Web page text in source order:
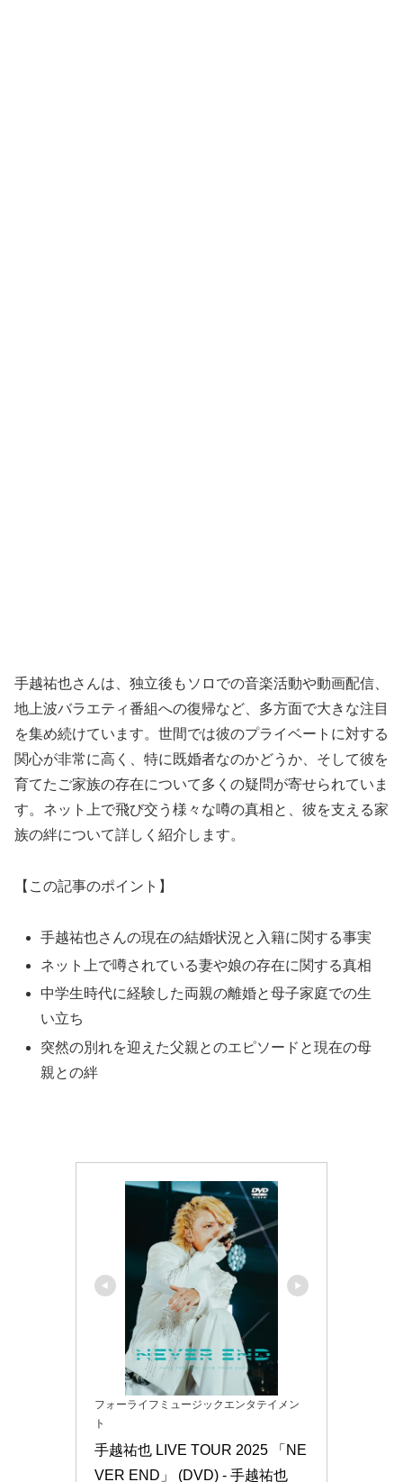
手越祐也さんは、独立後もソロでの音楽活動や動画配信、
地上波バラエティ番組への復帰など、多方面で大きな注目
を集め続けています。世間では彼のプライベートに対する
関心が非常に高く、特に既婚者なのかどうか、そして彼を
育てたご家族の存在について多くの疑問が寄せられていま
す。ネット上で飛び交う様々な噂の真相と、彼を支える家
族の絆について詳しく紹介します。
【この記事のポイント】
手越祐也さんの現在の結婚状況と入籍に関する事実
ネット上で噂されている妻や娘の存在に関する真相
中学生時代に経験した両親の離婚と母子家庭での生
い立ち
突然の別れを迎えた父親とのエピソードと現在の母
親との絆
フォーライフミュージックエンタテイメン
ト
手越祐也 LIVE TOUR 2025 「NE
VER END」 (DVD) - 手越祐也